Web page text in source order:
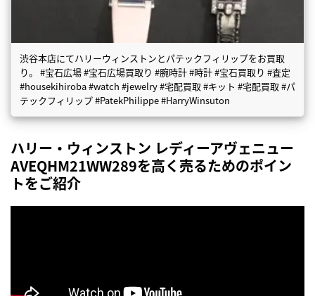
渋谷本店にてハリーウィンストンとパテックフィリップをお買取
り。 #宝石広場 #宝石広場買取り #腕時計 #時計 #宝石買取り #査定
#housekihiroba #watch #jewelry #宅配買取 #キット #宅配買取 #パ
テックフィリップ #PatekPhilippe #HarryWinsuton
ハリー・ウィンストン レディーアヴェニュー
AVEQHM21WW289を高く売るためのポイン
トをご紹介